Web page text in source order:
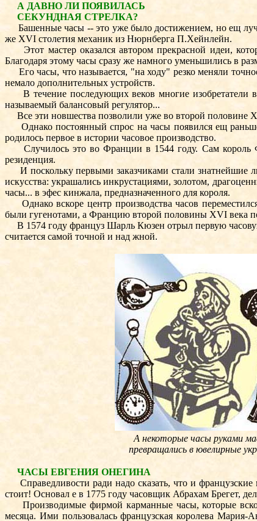
А ДАВНО ЛИ ПОЯВИЛАСЬ
СЕКУНДНАЯ СТРЕЛКА?
Башенные часы -- это уже было достижением, но ещ
же XVI столетия механик из Нюрнберга П.Хейнлейн.
Этот мастер оказался автором прекрасной идеи,
Благодаря этому часы сразу же намного уменьшились в
Его часы, что называется, "на ходу" резко меняли
немало дополнительных устройств.
В течение последующих веков многие изобретатели
называемый балансовый регулятор...
Все эти новшества позволили уже во второй половине
Однако постоянный спрос на часы появился ещ
родилось первое в истории часовое производство.
Случилось это во Франции в 1544 году. Сам король
резиденция.
И поскольку первыми заказчиками стали знатнейшие
искусства: украшались инкрустациями, золотом,
часы... в эфес кинжала, предназначенного для короля.
Однако вскоре центр производства часов
были гугенотами, а Францию второй половины XVI века
В 1574 году француз Шарль Кюзен отрыл первую
считается самой точной и над жной.
А некоторые часы руками
превращались в ювелирные
ЧАСЫ ЕВГЕНИЯ ОНЕГИНА
Справедливости ради надо сказать, что и
стоит! Основал е в 1775 году часовщик Абрахам Брегет,
Производимые фирмой карманные часы, которые
месяца. Ими пользовалась французская королева